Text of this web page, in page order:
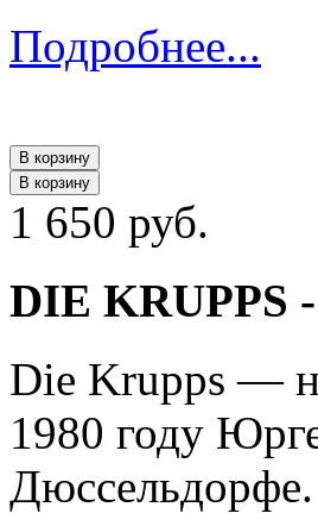
Подробнее...
В корзину
В корзину
1 650 руб.
DIE KRUPPS
Die Krupps —
1980 году
Дюссельдорфе.